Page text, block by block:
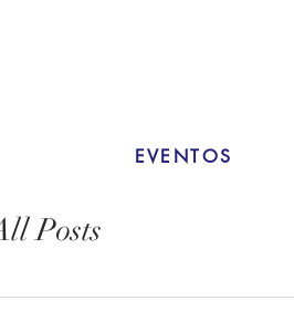
EVENTOS
Posts